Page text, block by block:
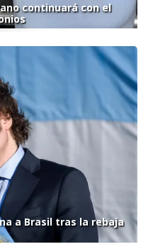
continuará con el
a Brasil tras la rebaja